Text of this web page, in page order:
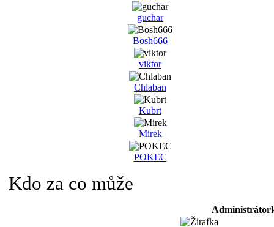
guchar
Bosh666
viktor
Chlaban
Kubrt
Mirek
POKEC
Kdo za co může